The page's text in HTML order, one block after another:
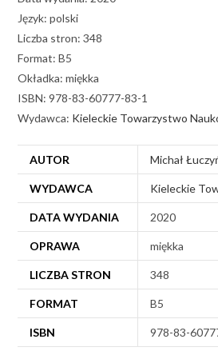
Język: polski
Liczba stron: 348
Format: B5
Okładka: miękka
ISBN: 978-83-60777-83-1
Wydawca: Kieleckie Towarzystwo
AUTOR Michał
WYDAWCA Kieleckie
DATA WYDANIA 2020
OPRAWA miękka
LICZBA STRON 348
FORMAT B5
ISBN 978-83-